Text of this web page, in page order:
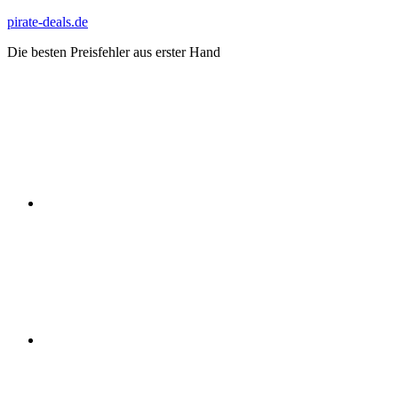
Zum
springen
pirate-deals.de
Die besten Preisfehler aus erster Hand